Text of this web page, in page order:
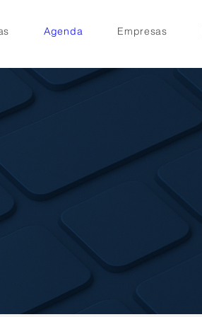
Agenda Empresas
Agenda